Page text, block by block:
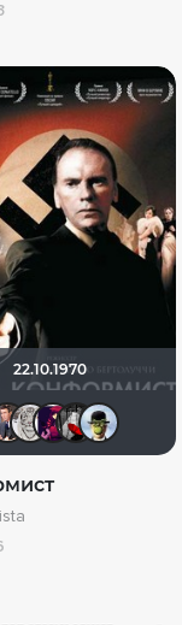
22.10.1970
Доктор